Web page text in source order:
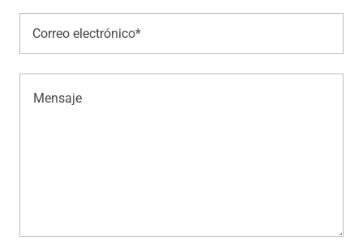
Correo electrónico*